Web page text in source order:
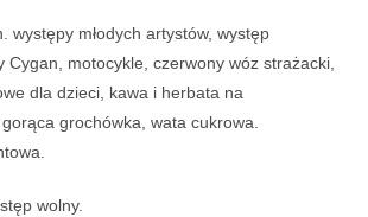
występy młodych artystów, występ
Cygan, motocykle, czerwony wóz strażacki,
dla dzieci, kawa i herbata na
grochówka, wata cukrowa.
wolny.